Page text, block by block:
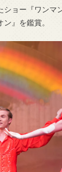
ショー『ワンマ
』を鑑賞。